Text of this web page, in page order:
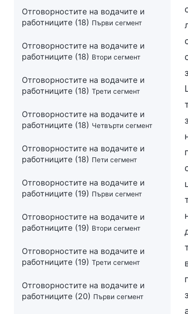
Отговорностите на водачите и
работниците (18) Първи сегмент
Отговорностите на водачите и
работниците (18) Втори сегмент
Отговорностите на водачите и
работниците (18) Трети сегмент
Отговорностите на водачите и
работниците (18) Четвърти сегмент
Отговорностите на водачите и
работниците (18) Пети сегмент
Отговорностите на водачите и
работниците (19) Първи сегмент
Отговорностите на водачите и
работниците (19) Втори сегмент
Отговорностите на водачите и
работниците (19) Трети сегмент
Отговорностите на водачите и
работниците (20) Първи сегмент